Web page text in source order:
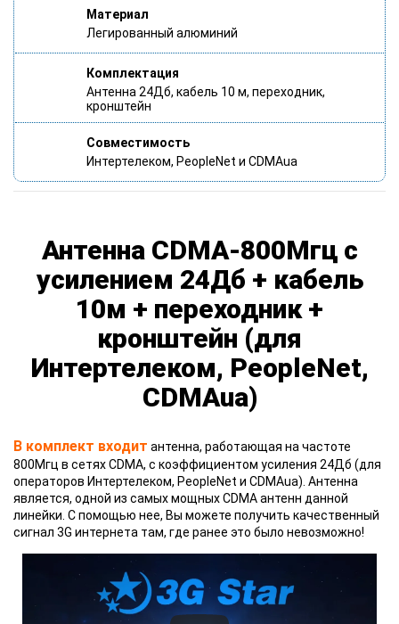
Материал
Легированный алюминий
Комплектация
Антенна 24Дб, кабель 10 м, переходник,
кронштейн
Совместимость
Интертелеком, PeopleNet и CDMAua
Антенна CDMA-800Мгц с
усилением 24Дб + кабель
10м + переходник +
кронштейн (для
Интертелеком, PeopleNet,
CDMAua)
В комплект входит антенна, работающая на частоте
800Мгц в сетях CDMA, с коэффициентом усиления 24Дб (для
операторов Интертелеком, PeopleNet и CDMAua). Антенна
является, одной из самых мощных CDMA антенн данной
линейки. С помощью нее, Вы можете получить качественный
сигнал 3G интернета там, где ранее это было невозможно!